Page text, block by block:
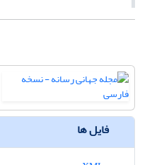
فایل ها